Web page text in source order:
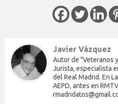
Javier Vázquez
Autor de "Veteranos
Jurista, especialista
del Real Madrid. En
AEPD, antes en